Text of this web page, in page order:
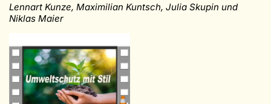
Lennart Kunze, Maximilian Kuntsch, Julia Skupin und
Niklas Maier